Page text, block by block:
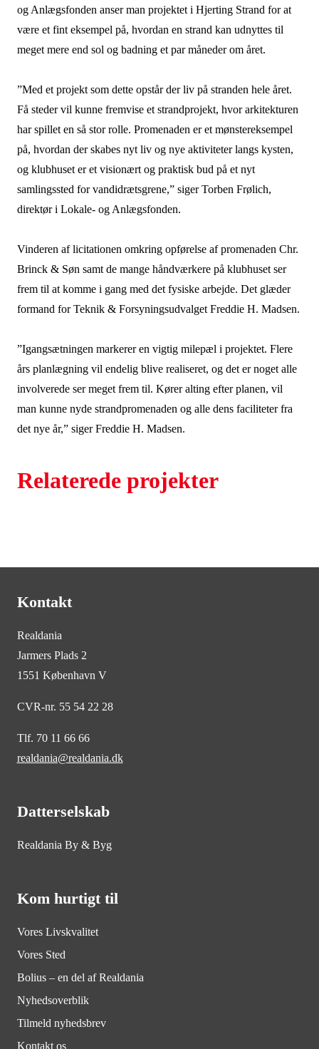
og Anlægsfonden anser man projektet i Hjerting Strand for at
være et fint eksempel på, hvordan en strand kan udnyttes til
meget mere end sol og badning et par måneder om året.
”Med et projekt som dette opstår der liv på stranden hele året.
Få steder vil kunne fremvise et strandprojekt, hvor arkitekturen
har spillet en så stor rolle. Promenaden er et mønstereksempel
på, hvordan der skabes nyt liv og nye aktiviteter langs kysten,
og klubhuset er et visionært og praktisk bud på et nyt
samlingssted for vandidrætsgrene,” siger Torben Frølich,
direktør i Lokale- og Anlægsfonden.
Vinderen af licitationen omkring opførelse af promenaden Chr.
Brinck & Søn samt de mange håndværkere på klubhuset ser
frem til at komme i gang med det fysiske arbejde. Det glæder
formand for Teknik & Forsyningsudvalget Freddie H. Madsen.
”Igangsætningen markerer en vigtig milepæl i projektet. Flere
års planlægning vil endelig blive realiseret, og det er noget alle
involverede ser meget frem til. Kører alting efter planen, vil
man kunne nyde strandpromenaden og alle dens faciliteter fra
det nye år,” siger Freddie H. Madsen.
Relaterede projekter
Kontakt
Realdania
Jarmers Plads 2
1551 København V
CVR-nr. 55 54 22 28
Tlf. 70 11 66 66
realdania@realdania.dk
Datterselskab
Realdania By & Byg
Kom hurtigt til
Vores Livskvalitet
Vores Sted
Bolius – en del af Realdania
Nyhedsoverblik
Tilmeld nyhedsbrev
Kontakt os